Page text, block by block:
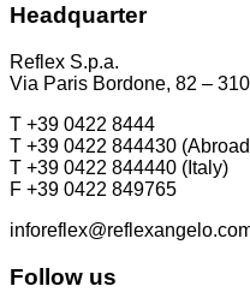
Headquarter
Reflex S.p.a.
Via Paris Bordone, 82 –
T +39 0422 8444
T +39 0422 844430
T +39 0422 844440 (Italy)
F +39 0422 849765
Follow us